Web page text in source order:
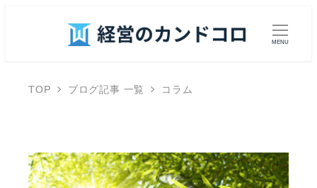
MENU
TOP ブログ記事 一覧 コラム